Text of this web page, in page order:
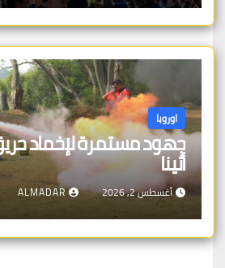
اوروبا
جهود مستمرة لإخماد
أثينا
أغسطس 2, 2026 ALMADAR